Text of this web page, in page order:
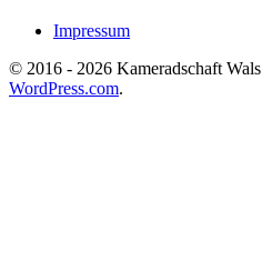
Impressum
© 2016 - 2026 Kameradschaft Wals
WordPress.com.